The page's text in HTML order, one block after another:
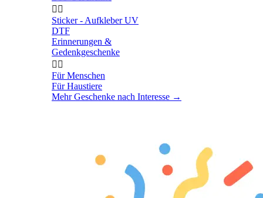
 
Sticker - Aufkleber UV
DTF
Erinnerungen &
Gedenkgeschenke
 
Für Menschen
Für Haustiere
Mehr Geschenke nach Interesse →